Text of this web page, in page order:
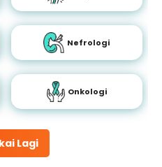
Lagi
Nefrologi
Onkologi